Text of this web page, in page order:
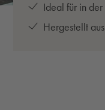
Ideal für in der
Hergestellt